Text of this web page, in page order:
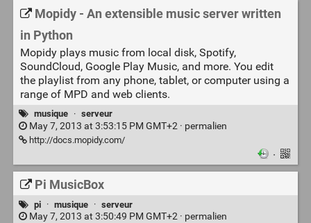
Mopidy - An extensible music server written
in Python
Mopidy plays music from local disk, Spotify,
SoundCloud, Google Play Music, and more. You edit
the playlist from any phone, tablet, or computer using a
range of MPD and web clients.
musique · serveur
May 7, 2013 at 3:53:15 PM GMT+2 · permalien
http://docs.mopidy.com/
·
Pi MusicBox
pi · musique · serveur
May 7, 2013 at 3:50:49 PM GMT+2 · permalien